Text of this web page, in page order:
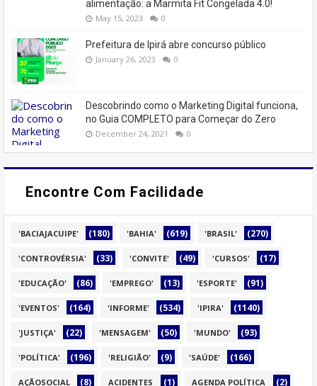
alimentação: a Marmita Fit Congelada 4.0!
May 15, 2023 0
Prefeitura de Ipirá abre concurso público
January 26, 2023 0
Descobrindo como o Marketing Digital funciona,
no Guia COMPLETO para Começar do Zero
December 24, 2021 0
Encontre Com Facilidade
'BACIAJACUIPE' (180) 'BAHIA' (619) 'BRASIL' (270)
'CONTROVÉRSIA' (33) 'CONVITE' (49) 'CURSOS' (17)
'EDUCAÇÃO' (86) 'EMPREGO' (13) 'ESPORTE' (91)
'EVENTOS' (164) 'INFORME' (534) 'IPIRA' (1140)
'JUSTIÇA' (22) 'MENSAGEM' (50) 'MUNDO' (93)
'POLÍTICA' (196) 'RELIGIÃO' (9) 'SAÚDE' (166)
AÇÃOSOCIAL (8) ACIDENTES (1) AGENDA POLÍTICA (2)